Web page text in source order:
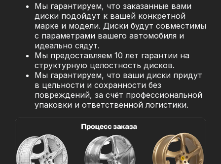
Мы гарантируем, что заказанные вами
диски подойдут к вашей конкретной
марке и модели. Диски будут совместимы
с параметрами вашего автомобиля и
идеально сядут.
Мы предоставляем 10 лет гарантии на
структурную целостность дисков.
Мы гарантируем, что ваши диски придут
в цельности и сохранности без
повреждений, за счёт профессиональной
упаковки и ответственной логистики.